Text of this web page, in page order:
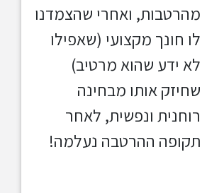
מהרטבות, ואחרי שהצמדנו
לו חונך מקצועי (שאפילו
לא ידע שהוא מרטיב)
שחיזק אותו מבחינה
רוחנית ונפשית, לאחר
תקופה ההרטבה נעלמה!